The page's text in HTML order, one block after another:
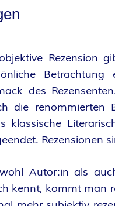
E
N
Z
I
R
K
E
Rezension
des
die renommierten
klassische
Rezensionen
Autor:in als
kennt, kommt man